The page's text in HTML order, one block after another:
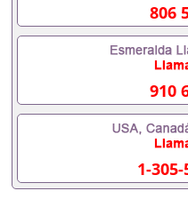
内找工作假的毕业证可
成绩单可以办学历认证
办理什么材料
证会查吗551190476入
料551190476办理假毕
毕业证怎么办, 毕业证丢
办理毕业证,没毕业可以
途辍学、挂科而没有正
递交材料不齐而被拒之
常毕业而导致回国得不
读了,成绩不理想毕不了
806
910
1-